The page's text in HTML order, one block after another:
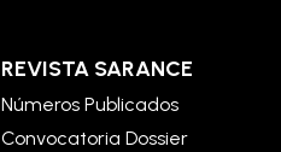
REVISTA SARANCE
Números Publicados
Convocatoria Dossier